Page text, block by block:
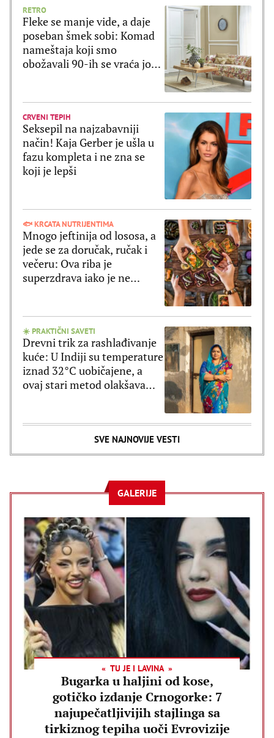
RETRO
Fleke se manje vide, a daje
poseban šmek sobi: Komad
nameštaja koji smo
obožavali 90-ih se vraća još
CRVENI TEPIH
Seksepil na najzabavniji
način! Kaja Gerber je ušla u
fazu kompleta i ne zna se
koji je lepši
🐟 KRCATA NUTRIJENTIMA
Mnogo jeftinija od lososa, a
jede se za doručak, ručak i
večeru: Ova riba je
superzdrava iako je ne
☀️ PRAKTIČNI SAVETI
Drevni trik za rashlađivanje
kuće: U Indiji su temperature
iznad 32°C uobičajene, a
ovaj stari metod olakšava
SVE NAJNOVIJE VESTI
GALERIJE
TU JE I LAVINA
Bugarka u haljini od kose,
gotičko izdanje Crnogorke: 7
najupečatljivijih stajlinga sa
tirkiznog tepiha uoči Evrovizije